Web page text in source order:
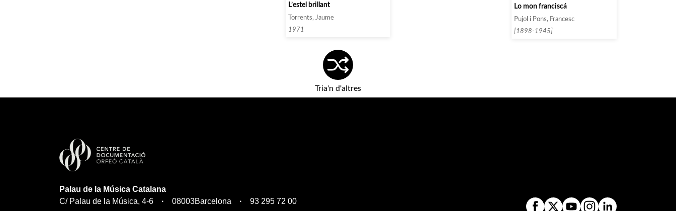
L’estel brillant
Torrents, Jaume
1971
Lo mon franciscá
Pujol i Pons, Francesc
[1898-1945]
Tria'n d'altres
Palau de la Música Catalana
C/ Palau de la Música, 4-6
08003Barcelona 93 295 72 00